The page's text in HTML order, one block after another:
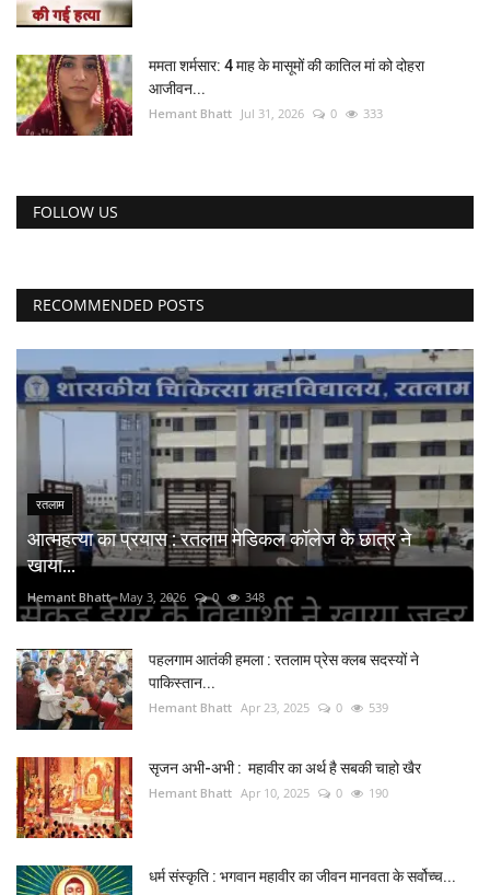
ममता शर्मसार: 4 माह के मासूमों की कातिल मां को दोहरा
आजीवन...
Hemant Bhatt Jul 31, 2026 0 333
FOLLOW US
RECOMMENDED POSTS
रतलाम
आत्महत्या का प्रयास : रतलाम मेडिकल कॉलेज के छात्र ने
खाया...
Hemant Bhatt May 3, 2026 0 348
पहलगाम आतंकी हमला : रतलाम प्रेस क्लब सदस्यों ने
पाकिस्तान...
Hemant Bhatt Apr 23, 2025 0 539
सृजन अभी-अभी : महावीर का अर्थ है सबकी चाहो खैर
Hemant Bhatt Apr 10, 2025 0 190
धर्म संस्कृति : भगवान महावीर का जीवन मानवता के सर्वोच्च...